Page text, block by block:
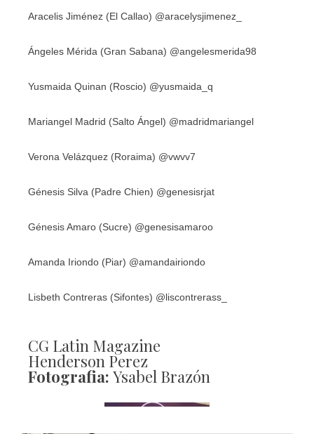
Aracelis Jiménez (El Callao) @aracelysjimenez_
Ángeles Mérida (Gran Sabana) @angelesmerida98
Yusmaida Quinan (Roscio) @yusmaida_q
Mariangel Madrid (Salto Ángel) @madridmariangel
Verona Velázquez (Roraima) @vwvv7
Génesis Silva (Padre Chien) @genesisrjat
Génesis Amaro (Sucre) @genesisamaroo
Amanda Iriondo (Piar) @amandairiondo
Lisbeth Contreras (Sifontes) @liscontrerass_
CG Latin Magazine
Henderson Perez
Fotografia: Ysabel Brazón